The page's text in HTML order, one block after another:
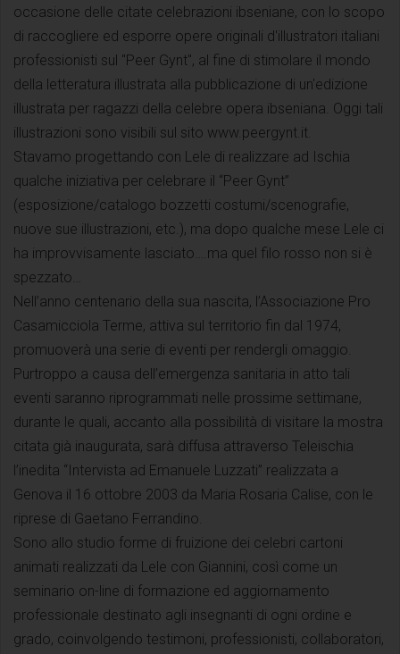
occasione delle citate celebrazioni ibseniane, con lo scopo
di raccogliere ed esporre opere originali d'illustratori italiani
professionisti sul "Peer Gynt", al fine di stimolare il mondo
della letteratura illustrata alla pubblicazione di un'edizione
illustrata per ragazzi della celebre opera ibseniana. Oggi tali
illustrazioni sono visibili sul sito www.peergynt.it.
Stavamo progettando con Lele di realizzare ad Ischia
qualche iniziativa per celebrare il “Peer Gynt”
(esposizione/catalogo bozzetti costumi/scenografie,
nuove sue illustrazioni, etc.), ma dopo qualche mese Lele ci
ha improvvisamente lasciato….ma quel filo rosso non si è
spezzato…
Nell’anno centenario della sua nascita, l’Associazione Pro
Casamicciola Terme, attiva sul territorio fin dal 1974,
promuoverà una serie di eventi per rendergli omaggio.
Purtroppo a causa dell’emergenza sanitaria in atto tali
eventi saranno riprogrammati nelle prossime settimane,
durante le quali, accanto alla possibilità di visitare la mostra
citata già inaugurata, sarà diffusa attraverso Teleischia
l’inedita “Intervista ad Emanuele Luzzati” realizzata a
Genova il 16 ottobre 2003 da Maria Rosaria Calise, con le
riprese di Gaetano Ferrandino.
Sono allo studio forme di fruizione dei celebri cartoni
animati realizzati da Lele con Giannini, così come un
seminario on-line di formazione ed aggiornamento
professionale destinato agli insegnanti di ogni ordine e
grado, coinvolgendo testimoni, professionisti, collaboratori,